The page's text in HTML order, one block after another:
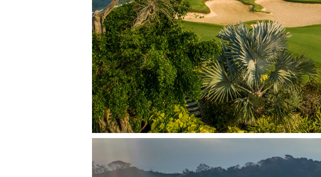
↓
숙소 이동
↓
프리타임
2일차
▶조식 후 차량 탑승
↓
아나비치클럽 이동
↓
식사주문, 유료 액티비티 상품 신청 및 결제
↓